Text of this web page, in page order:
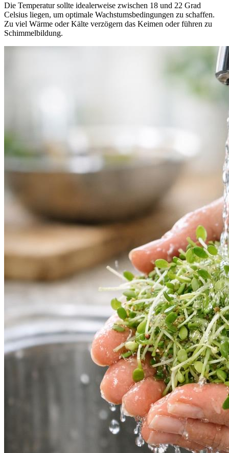
Die Temperatur sollte idealerweise zwischen 18 und 22 Grad
Celsius liegen, um optimale Wachstumsbedingungen zu schaffen.
Zu viel Wärme oder Kälte verzögern das Keimen oder führen zu
Schimmelbildung.